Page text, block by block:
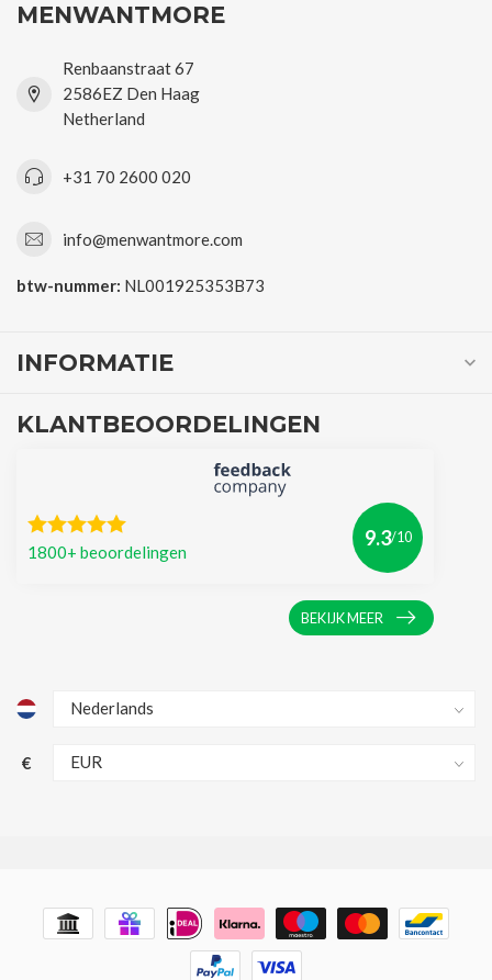
MENWANTMORE
Renbaanstraat 67
2586EZ Den Haag
Netherland
+31 70 2600 020
info@menwantmore.com
btw-nummer: NL001925353B73
INFORMATIE
KLANTBEOORDELINGEN
1800+ beoordelingen
9.3/10
BEKIJK MEER
€